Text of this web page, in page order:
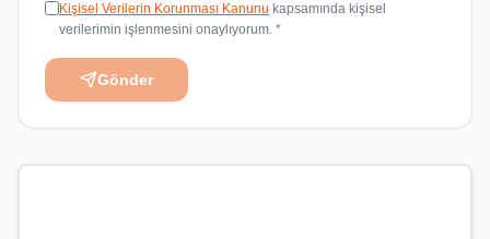
Kişisel Verilerin Korunması Kanunu kapsamında kişisel
verilerimin işlenmesini onaylıyorum. *
Gönder